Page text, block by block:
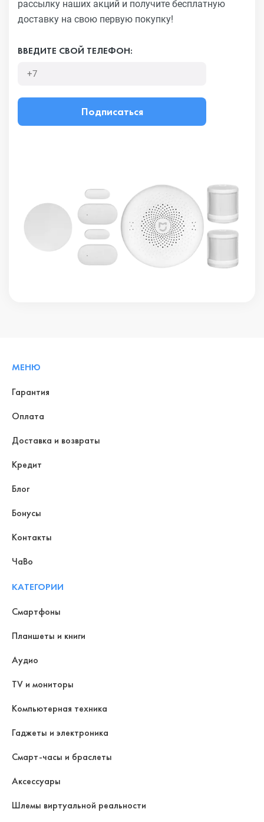
рассылку наших акций и получите бесплатную
доставку на свою первую покупку!
ВВЕДИТЕ СВОЙ ТЕЛЕФОН:
Подписаться
МЕНЮ
Гарантия
Оплата
Доставка и возвраты
Кредит
Блог
Бонусы
Контакты
ЧаВо
КАТЕГОРИИ
Смартфоны
Планшеты и книги
Аудио
TV и мониторы
Компьютерная техника
Гаджеты и электроника
Смарт-часы и браслеты
Аксессуары
Шлемы виртуальной реальности